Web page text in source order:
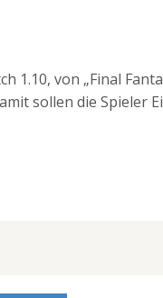
1.10, von „Final
sollen die Spieler